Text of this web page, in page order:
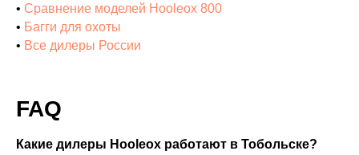
• Сравнение моделей Hooleox 800
• Багги для охоты
• Все дилеры России
FAQ
Какие дилеры Hooleox работают в Тобольске?